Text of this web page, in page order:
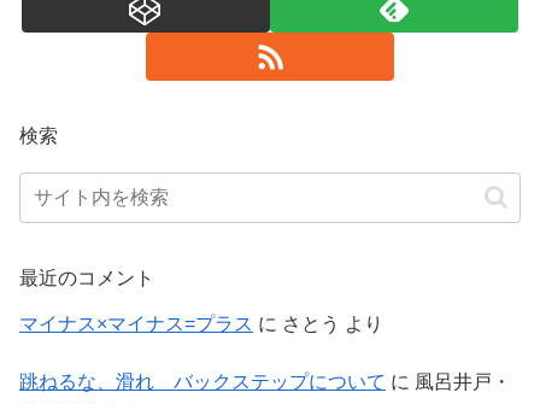
検索
最近のコメント
マイナス×マイナス=プラス に さとう より
跳ねるな、滑れ バックステップについて に 風呂井戸・